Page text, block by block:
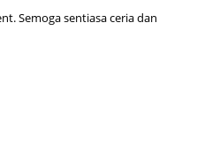
Semoga sentiasa ceria dan